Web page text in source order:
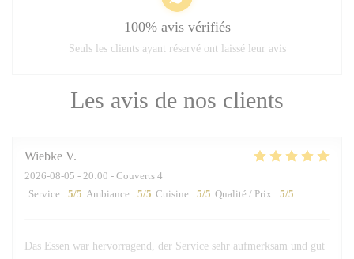
Les avis de nos clients
Wiebke V
2026-08-05 - 20:00 - Couverts 4
Service : 5/5 Ambiance : 5/5 Cuisine : 5/5 Qualité / Prix : 5/5
Das Essen war hervorragend, der Service sehr aufmerksam und gut
100% avis vérifiés
Seuls les clients ayant réservé ont laissé leur avis